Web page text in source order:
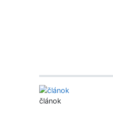
článok